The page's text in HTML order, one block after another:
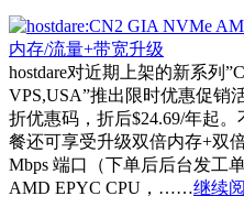
hostdare对近期上架的新系列
VPS,USA”推出限时优惠促销
折优惠码，折后$24.69/年起
餐还可享受升级双倍内存+双
Mbps 端口（下单后后台发工
AMD EPYC CPU，……继续